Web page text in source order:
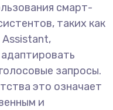
смарт-
таких как
Assistant,
запросы.
это означает
и